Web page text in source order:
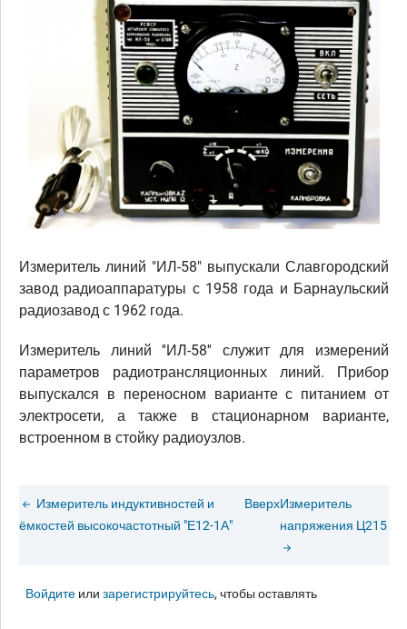
Измеритель линий "ИЛ-58" выпускали Славгородский
завод радиоаппаратуры с 1958 года и Барнаульский
радиозавод с 1962 года.
Измеритель линий ''ИЛ-58'' служит для измерений
параметров радиотрансляционных линий. Прибор
выпускался в переносном варианте с питанием от
электросети, а также в стационарном варианте,
встроенном в стойку радиоузлов.
Измеритель индуктивностей и
ёмкостей высокочастотный "Е12-1А"
ВверхИзмеритель
напряжения Ц215
Войдите илизарегистрируйтесь, чтобы оставлять